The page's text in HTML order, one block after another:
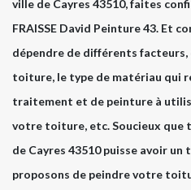
ville de Cayres 43510, faites
FRAISSE David Peinture 43. Et
dépendre de différents facteurs,
toiture, le type de matériau qui
traitement et de peinture à
votre toiture, etc. Soucieux que
de Cayres 43510 puisse avoir
proposons de peindre votre